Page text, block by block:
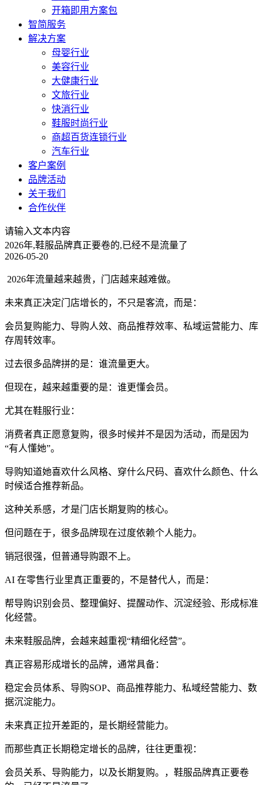
开箱即用方案包
智简服务
解决方案
母婴行业
美容行业
大健康行业
文旅行业
快消行业
鞋服时尚行业
商超百货连锁行业
汽车行业
客户案例
品牌活动
关于我们
合作伙伴
请输入文本内容
2026年,鞋服品牌真正要卷的,已经不是流量了
2026-05-20
2026年流量越来越贵，门店越来越难做。
未来真正决定门店增长的，不只是客流，而是：
会员复购能力、导购人效、商品推荐效率、私域运营能力、库
存周转效率。
过去很多品牌拼的是：谁流量更大。
但现在，越来越重要的是：谁更懂会员。
尤其在鞋服行业：
消费者真正愿意复购，很多时候并不是因为活动，而是因为
“有人懂她”。
导购知道她喜欢什么风格、穿什么尺码、喜欢什么颜色、什么
时候适合推荐新品。
这种关系感，才是门店长期复购的核心。
但问题在于，很多品牌现在过度依赖个人能力。
销冠很强，但普通导购跟不上。
AI 在零售行业里真正重要的，不是替代人，而是：
帮导购识别会员、整理偏好、提醒动作、沉淀经验、形成标准
化经营。
未来鞋服品牌，会越来越重视“精细化经营”。
真正容易形成增长的品牌，通常具备：
稳定会员体系、导购SOP、商品推荐能力、私域经营能力、数
据沉淀能力。
未来真正拉开差距的，是长期经营能力。
而那些真正长期稳定增长的品牌，往往更重视：
会员关系、导购能力，以及长期复购。，鞋服品牌真正要卷